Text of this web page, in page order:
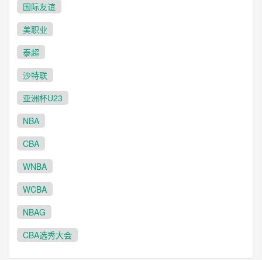
国际友谊
美职业
泰超
沙特联
亚洲杯U23
NBA
CBA
WNBA
WCBA
NBAG
CBA选秀大会